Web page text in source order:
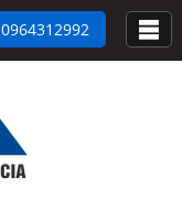
0964312992